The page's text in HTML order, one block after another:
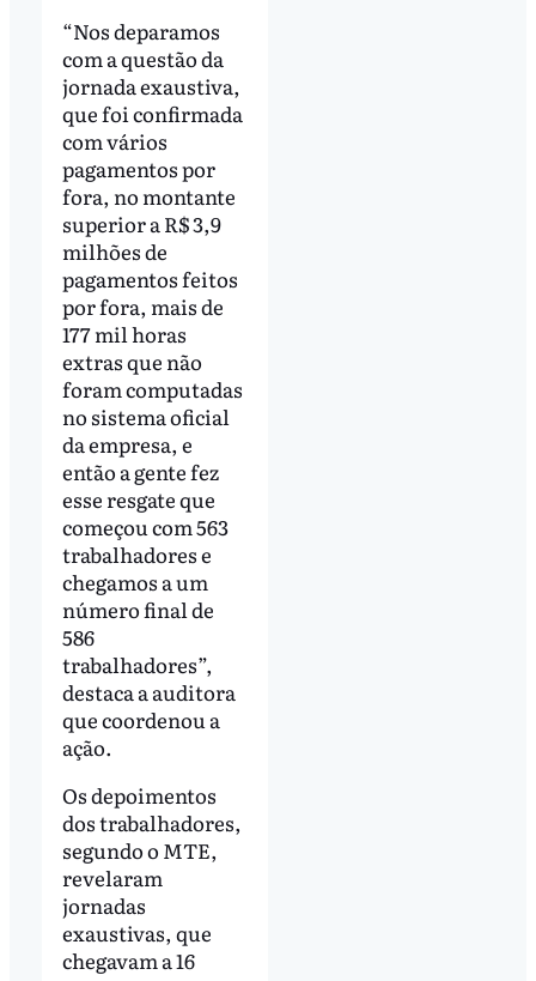
“Nos deparamos
com a questão da
jornada exaustiva,
que foi confirmada
com vários
pagamentos por
fora, no montante
superior a R$ 3,9
milhões de
pagamentos feitos
por fora, mais de
177 mil horas
extras que não
foram computadas
no sistema oficial
da empresa, e
então a gente fez
esse resgate que
começou com 563
trabalhadores e
chegamos a um
número final de
586
trabalhadores”,
destaca a auditora
que coordenou a
ação.
Os depoimentos
dos trabalhadores,
segundo o MTE,
revelaram
jornadas
exaustivas, que
chegavam a 16